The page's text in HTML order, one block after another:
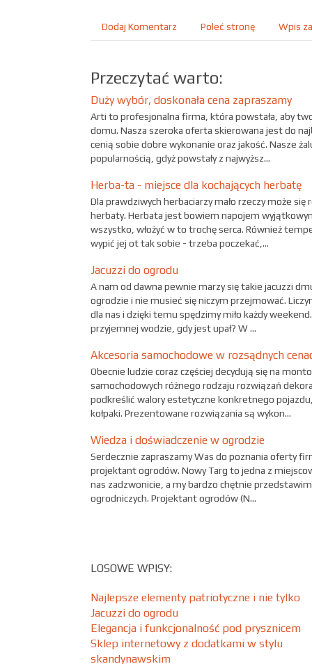
Dodaj Komentarz Poleć stronę Wpis
Przeczytać warto:
Duży wybór, doskonała cena zapraszamy
Arti to profesjonalna firma, która powstała, aby
domu. Nasza szeroka oferta skierowana jest do
cenią sobie dobre wykonanie oraz jakość. Nasze
popularnością, gdyż powstały z najwyższ...
Herba-ta - miejsce dla kochających herbatę
Dla prawdziwych herbaciarzy mało rzeczy może
herbaty. Herbata jest bowiem napojem
wszystko, włożyć w to trochę serca. Również
wypić jej ot tak sobie - trzeba poczekać,...
Jacuzzi do ogrodu
A nam od dawna pewnie marzy się takie jacuzzi
ogrodzie i nie musieć się niczym przejmować.
dla nas i dzięki temu spędzimy miło każdy
przyjemnej wodzie, gdy jest upał? W ...
Akcesoria samochodowe w rozsądnych
Obecnie ludzie coraz częściej decydują się na
samochodowych różnego rodzaju rozwiązań
podkreślić walory estetyczne konkretnego
kołpaki. Prezentowane rozwiązania są wykon...
Wiedza i doświadczenie w ogrodzie
Serdecznie zapraszamy Was do poznania oferty
projektant ogrodów. Nowy Targ to jedna z
nas zadzwonicie, a my bardzo chętnie
ogrodniczych. Projektant ogrodów (N...
LOSOWE WPISY:
Najlepsze elementy patriotyczne i nie tylko
Jacuzzi do ogrodu
Elegancja i funkcjonalność pod prysznicem
Sklep internetowy z dodatkami w stylu
skandynawskim